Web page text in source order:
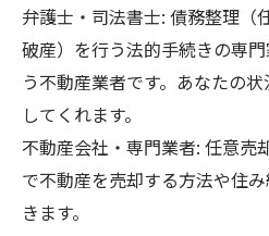
弁護士・司法書士: 債務整理（
破産）を行う法的手続きの専
う不動産業者です。あなたの
してくれます。
不動産会社・専門業者: 任意売
で不動産を売却する方法や住
きます。